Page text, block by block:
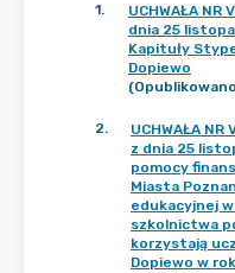
1.
UCHWAŁA NR
dnia 25
Kapituły
Dopiewo
2.
UCHWAŁA NR
z dnia 25
pomocy
Miasta
edukacyjnej
szkolnictwa
korzystają
Dopiewo w